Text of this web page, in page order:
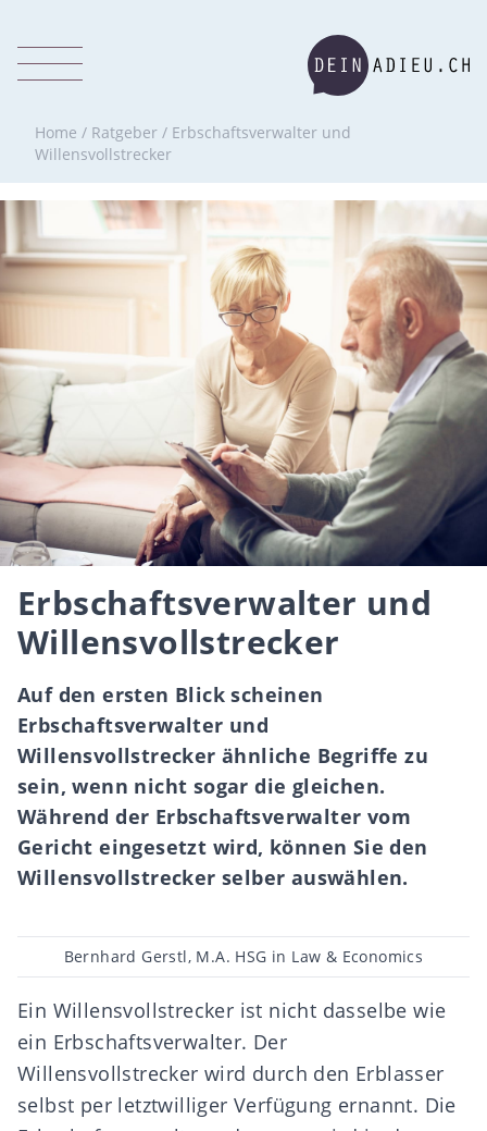
Home / Ratgeber / Erbschaftsverwalter und
Willensvollstrecker
Erbschaftsverwalter und
Willensvollstrecker
Auf den ersten Blick scheinen
Erbschaftsverwalter und
Willensvollstrecker ähnliche Begriffe zu
sein, wenn nicht sogar die gleichen.
Während der Erbschaftsverwalter vom
Gericht eingesetzt wird, können Sie den
Willensvollstrecker selber auswählen.
Beitragsautor
Bernhard Gerstl, M.A. HSG in Law & Economics
Ein Willensvollstrecker ist nicht dasselbe wie
ein Erbschaftsverwalter. Der
Willensvollstrecker wird durch den Erblasser
selbst per letztwilliger Verfügung ernannt. Die